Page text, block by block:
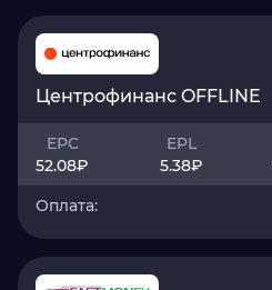
Центрофинанс OFFLINE
EPC
52.08₽
EPL
5.38₽
Оплата: